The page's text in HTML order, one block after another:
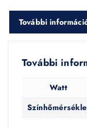
További
További
Watt